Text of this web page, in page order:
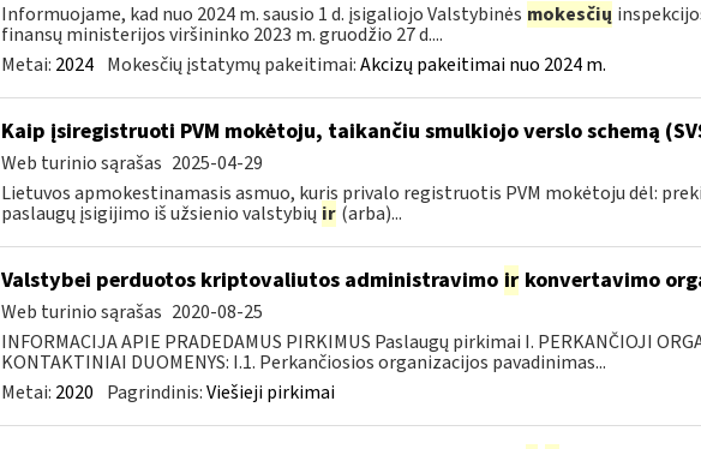
Informuojame, kad nuo 2024 m. sausio 1 d. įsigaliojo Valstybinės mokesčių
finansų ministerijos viršininko 2023 m. gruodžio 27 d....
Metai: 2024 Mokesčių įstatymų pakeitimai:Akcizų pakeitimai nuo 2024 m.
Kaip įsiregistruoti PVM mokėtoju, taikančiu smulkiojo verslo schemą
Web turinio sąrašas 2025-04-29
Lietuvos apmokestinamasis asmuo, kuris privalo registruotis PVM mokėtoju dėl:
paslaugų įsigijimo iš užsienio valstybių ir (arba)...
Valstybei perduotos kriptovaliutos administravimo irkonvertavimo
Web turinio sąrašas 2020-08-25
INFORMACIJA APIE PRADEDAMUS PIRKIMUS Paslaugų pirkimai I. PERKANČIOJI
KONTAKTINIAI DUOMENYS: I.1. Perkančiosios organizacijos pavadinimas...
Metai: 2020 Pagrindinis:Viešieji pirkimai